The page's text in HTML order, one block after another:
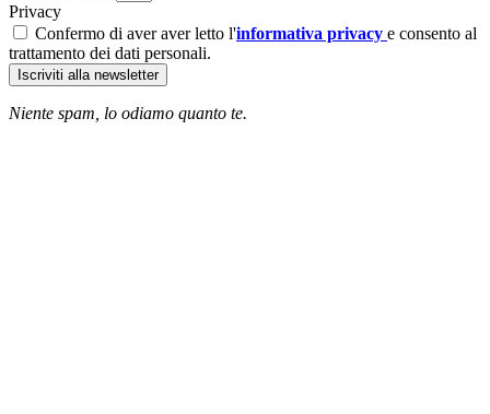
Privacy
Confermo di aver aver letto l'informativa privacy e consento al
trattamento dei dati personali.
Iscriviti alla newsletter
Niente spam, lo odiamo quanto te.